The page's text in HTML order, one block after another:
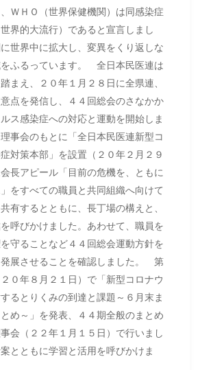
ＷＨＯ（世界保健機関）は同感染症
界的大流行）であると宣言しまし
世界中に拡大し、変異をくり返しな
ふるっています。 全日本民医連は
まえ、２０年１月２８日に全県連、
点を発信し、４４回総会のさなかか
ス感染症への対応と運動を開始しま
事会のもとに「全日本民医連新型コ
対策本部」を設置（２０年２月２９
長アピール「目前の危機を、ともに
をすべての職員と共同組織へ向けて
有するとともに、長丁場の構えと、
呼びかけました。あわせて、職員を
守ることなど４４回総会運動方針を
発展させることを確認しました。 第
０年８月２１日）で「新型コロナウ
るとりくみの到達と課題～６月末ま
め～」を発表、４４期全般のまとめ
会（２２年１月１５日）で行いまし
とともに学習と活用を呼びかけま